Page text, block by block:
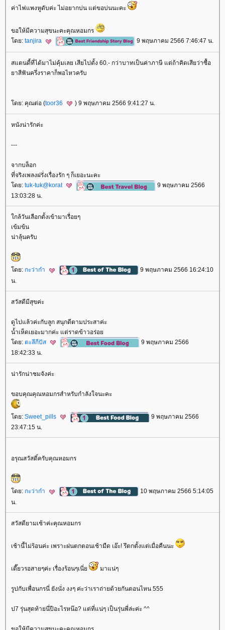
ค่าไฟแพงหูดับค่ะ ไม่อยากบ่น แต่ขอบ่นนะคะ
ขอให้มีความสุขนะคะคุณหอมกร
ดย: tanjira 9 พฤษภาคม 2566 7:46:47 น.
สแตนดี้ที่ได้มาไม่คุ้มเลย เสียไปตั้ง 60.- กว่าบาทเป็นค่าภาษี แต่ถ้าคิดเสียว่าซื้อ
าสีฟันครึ่งราคาก็พอไหวครับ
ดย: คุณต่อ (toor36 ) 9 พฤษภาคม 2566 9:41:27 น.
หนังน่ารักค่ะ
---
จากบล็อก
ที่จริงเพลงฝรั่งเรื่องรัก ๆ ก็เยอะนะคะ
ดย: tuk-tuk@korat
9 พฤษภาคม 2566
13:03:28 น.
กล้วันเลือกตั้งเข้ามาเรื่อยๆ
เข้มข้น
น่าลุ้นครับ
ดย: กะว่าก๋า
9 พฤษภาคม 2566 16:24:10
น.
สวัสดีมีสุขค่ะ
ดูไปแล้วค่ะกับลูก สนุกดีตามประสาค่ะ
น้ำเห็ดเยอะมากค่ะ แต่ราดข้าวอร่อ
ดย: ตะลีกีปัส
9 พฤษภาคม 2566
18:42:33 น.
น่ารักน่าชมจังค่ะ
ขอบคุณคุณหอมกรสำหรับกำลังใจนะคะ
ดย: Sweet_pills
9 พฤษภาคม 2566
23:47:15 น.
อรุณสวัสดิ์ครับคุณหอมกร
ดย: กะว่าก๋า
10 พฤษภาคม 2566 5:14:05
น.
สวัสดียามเช้าค่ะคุณหอมกร
เช้านี้ไม่ร้อนค่ะ เพราะฝนตกตอนเช้ามืด เอ๊ะ! รึตกตั้งแต่เมื่อคืนนะ
เดี๊ยวรอสายๆค่ะ เรื่องร้อนๆเนี่ มาแน่ๆ
รูปกับเพื่อนกรนี่ ยังนั่ง งงๆ ค่ะว่าเราถ่ายด้วยกันตอนไหน 555
ป7 รุ่นสุดท้ายนี่ปีอะไรหน๊อ? แต่ที่แน่ๆ เป็นรุ่นพี่ล่ะค่ะ ^^